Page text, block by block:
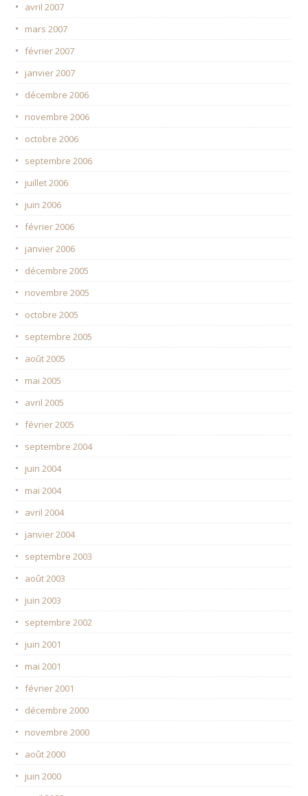
avril 2007
mars 2007
février 2007
janvier 2007
décembre 2006
novembre 2006
octobre 2006
septembre 2006
juillet 2006
juin 2006
février 2006
janvier 2006
décembre 2005
novembre 2005
octobre 2005
septembre 2005
août 2005
mai 2005
avril 2005
février 2005
septembre 2004
juin 2004
mai 2004
avril 2004
janvier 2004
septembre 2003
août 2003
juin 2003
septembre 2002
juin 2001
mai 2001
février 2001
décembre 2000
novembre 2000
août 2000
juin 2000